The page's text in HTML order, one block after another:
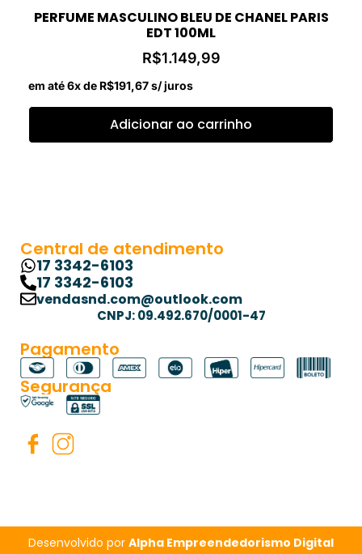
PERFUME MASCULINO BLEU DE CHANEL PARIS
EDT 100ML
R$1.149,99
em até 6x de R$191,67s/ juros
Adicionar ao carrinho
Central de atendimento
17 3342-6103
17 3342-6103
vendasnd.com@outlook.com
CNPJ: 09.492.670/0001-47
Pagamento
Segurança
Desenvolvido por Alpha Empreendedorismo Digital